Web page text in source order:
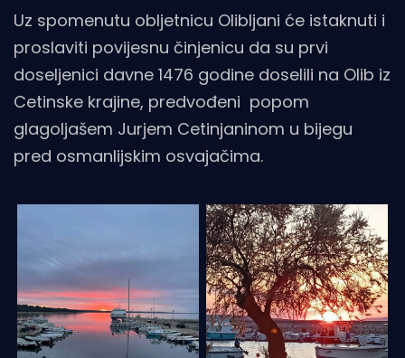
Uz spomenutu obljetnicu Olibljani će istaknuti i
proslaviti povijesnu činjenicu da su prvi
doseljenici davne 1476 godine doselili na Olib iz
Cetinske krajine, predvođeni popom
glagoljašem Jurjem Cetinjaninom u bijegu
pred osmanlijskim osvajačima.